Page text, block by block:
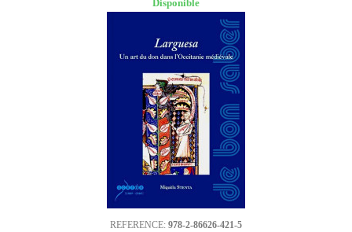
Disponible
REFERENCE: 978-2-86626-421-5